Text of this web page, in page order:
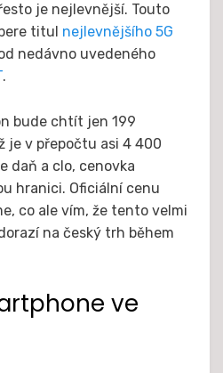
je nejlevnější. Touto
titul nejlevnějšího 5G
nedávno uvedeného
.
bude chtít jen 199
je v přepočtu asi 4 400
daň a clo, cenovka
hranici. Oficiální cenu
co ale vím, že tento velmi
na český trh během
ve